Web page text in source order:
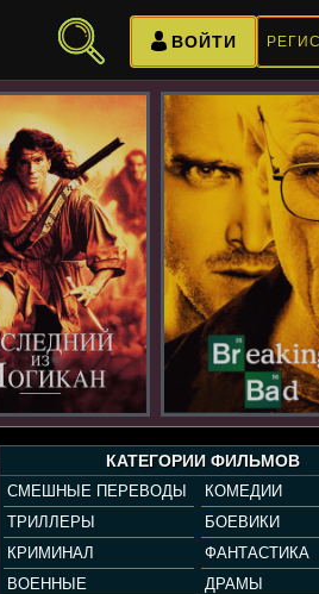
ВОЙТИ
КАТЕГОРИИ ФИЛЬМОВ
СМЕШНЫЕ ПЕРЕВОДЫ
КОМЕДИИ
ТРИЛЛЕРЫ
БОЕВИКИ
КРИМИНАЛ
ФАНТАСТИКА
ВОЕННЫЕ
ДРАМЫ